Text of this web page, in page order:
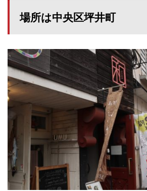
場所は中央区坪井町